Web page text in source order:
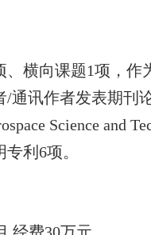
横向课题1项，作
通讯作者发表期刊
Science and
利6项。
经费30万元